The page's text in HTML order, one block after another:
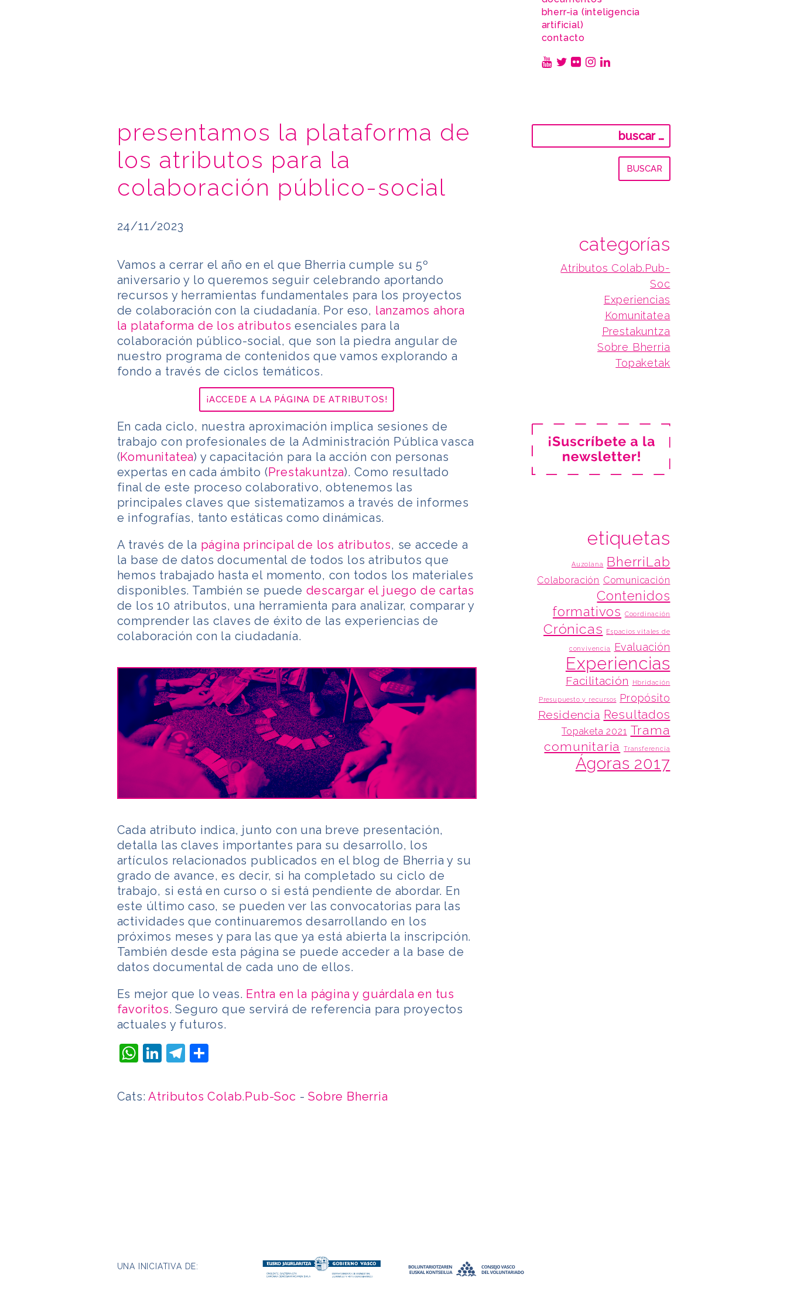
bherr-ia (inteligencia
artificial)
contacto
presentamos la plataforma de
los atributos para la
colaboración público-social
24/11/2023
Vamos a cerrar el año en el que Bherria cumple su 5º
aniversario y lo queremos seguir celebrando aportando
recursos y herramientas fundamentales para los proyectos
de colaboración con la ciudadanía. Por eso, lanzamos ahora
la plataforma de los atributos esenciales para la
colaboración público-social, que son la piedra angular de
nuestro programa de contenidos que vamos explorando a
fondo a través de ciclos temáticos.
¡ACCEDE A LA PÁGINA DE ATRIBUTOS!
En cada ciclo, nuestra aproximación implica sesiones de
trabajo con profesionales de la Administración Pública vasca
(Komunitatea) y capacitación para la acción con personas
expertas en cada ámbito (Prestakuntza). Como resultado
final de este proceso colaborativo, obtenemos las
principales claves que sistematizamos a través de informes
e infografías, tanto estáticas como dinámicas.
A través de la página principal de los atributos, se accede a
la base de datos documental de todos los atributos que
hemos trabajado hasta el momento, con todos los materiales
disponibles. También se puede descargar el juego de cartas
de los 10 atributos, una herramienta para analizar, comparar y
comprender las claves de éxito de las experiencias de
colaboración con la ciudadanía.
Cada atributo indica, junto con una breve presentación,
detalla las claves importantes para su desarrollo, los
artículos relacionados publicados en el blog de Bherria y su
grado de avance, es decir, si ha completado su ciclo de
trabajo, si está en curso o si está pendiente de abordar. En
este último caso, se pueden ver las convocatorias para las
actividades que continuaremos desarrollando en los
próximos meses y para las que ya está abierta la inscripción.
También desde esta página se puede acceder a la base de
datos documental de cada uno de ellos.
Es mejor que lo veas. Entra en la página y guárdala en tus
favoritos. Seguro que servirá de referencia para proyectos
actuales y futuros.
WhatsApp
LinkedIn
Telegram
Compartir
Cats:Atributos Colab.Pub-Soc -Sobre Bherria
categorías
Atributos Colab.Pub-
Soc
Experiencias
Komunitatea
Prestakuntza
Sobre Bherria
Topaketak
etiquetas
Auzolana BherriLab
Colaboración Comunicación
Contenidos
formativos
Coordinación
Crónicas Espacios vitales de
convivencia Evaluación
Experiencias
Facilitación Hbridación
Presupuesto y recursos Propósito
Residencia Resultados
Topaketa 2021 Trama
comunitaria
Transferencia
Ágoras 2017
UNA INICIATIVA DE: